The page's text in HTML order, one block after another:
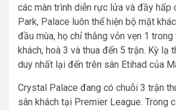
các màn trình diễn rực lửa và đầy hấp
Park, Palace luôn thể hiện bộ mặt
đầu mùa, họ chỉ thắng vỏn vẹn 1
khách, hoà 3 và thua đến 5 trận. Kỳ lạ
duy nhất lại đến trên sân Etihad của
Crystal Palace đang có chuỗi 3 trận
sân khách tại Premier League. Trong